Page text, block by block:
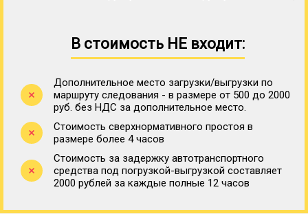
В стоимость НЕ входит:
Дополнительное место загрузки/выгрузки по
маршруту следования - в размере от 500 до 2000
руб. без НДС за дополнительное место.
Стоимость сверхнормативного простоя в
размере более 4 часов
Стоимость за задержку автотранспортного
средства под погрузкой-выгрузкой составляет
2000 рублей за каждые полные 12 часов